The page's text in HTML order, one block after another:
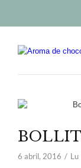
6 abril, 2016 Lu